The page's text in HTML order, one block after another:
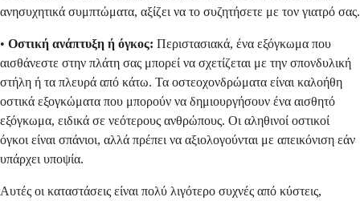
ανησυχητικά συμπτώματα, αξίζει να το συζητήσετε με τον γιατρό σας.
• Οστική ανάπτυξη ή όγκος: Περιστασιακά, ένα εξόγκωμα που
αισθάνεστε στην πλάτη σας μπορεί να σχετίζεται με την σπονδυλική
στήλη ή τα πλευρά από κάτω. Τα οστεοχονδρώματα είναι καλοήθη
οστικά εξογκώματα που μπορούν να δημιουργήσουν ένα αισθητό
εξόγκωμα, ειδικά σε νεότερους ανθρώπους. Οι αληθινοί οστικοί
όγκοι είναι σπάνιοι, αλλά πρέπει να αξιολογούνται με απεικόνιση εάν
υπάρχει υποψία.
Αυτές οι καταστάσεις είναι πολύ λιγότερο συχνές από κύστεις,